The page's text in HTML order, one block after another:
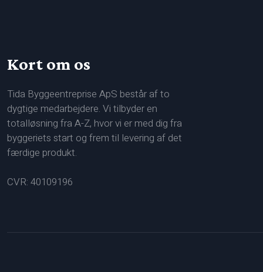
Kort om os
Tida Byggeentreprise ApS består af to
dygtige medarbejdere. Vi tilbyder en
totalløsning fra A-Z, hvor vi er med dig fra
byggeriets start og frem til levering af det
færdige produkt.
CVR: 40109196